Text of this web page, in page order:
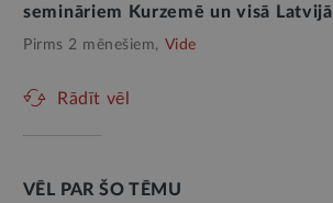
semināriem Kurzemē un visā Latvijā
Pirms 2 mēnešiem, Vide
Rādīt vēl
VĒL PAR ŠO TĒMU